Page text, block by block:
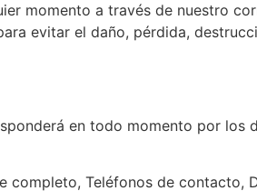
momento a través de nuestro
evitar el daño, pérdida,
en todo momento por los
Teléfonos de